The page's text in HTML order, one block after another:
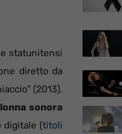
statunitensi
diretto da
(2013).
sonora
digitale (titoli